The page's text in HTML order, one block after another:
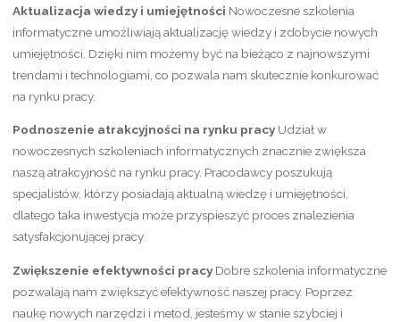
Aktualizacja wiedzy i umiejętności Nowoczesne szkolenia
informatyczne umożliwiają aktualizację wiedzy i zdobycie nowych
umiejętności. Dzięki nim możemy być na bieżąco z najnowszymi
trendami i technologiami, co pozwala nam skutecznie konkurować
na rynku pracy.
Podnoszenie atrakcyjności na rynku pracyUdział w
nowoczesnych szkoleniach informatycznych znacznie zwiększa
naszą atrakcyjność na rynku pracy. Pracodawcy poszukują
specjalistów, którzy posiadają aktualną wiedzę i umiejętności,
dlatego taka inwestycja może przyspieszyć proces znalezienia
satysfakcjonującej pracy.
Zwiększenie efektywności pracyDobre szkolenia informatyczne
pozwalają nam zwiększyć efektywność naszej pracy. Poprzez
naukę nowych narzędzi i metod, jesteśmy w stanie szybciej i